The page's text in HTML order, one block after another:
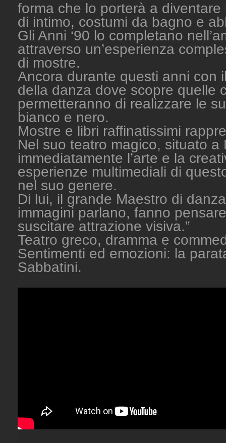
forma che lo porterà a
di intimo, costumi da bagno e
Gli Anni ‘90 lo completano
attraverso un’esperienza
di mostre.
Ancora durante questi anni con
della danza dove scopre quelle
permetteranno di realizzare le
bianco e nero.
Mostre e libri raffinatissimi
Nel suo teatro magico, situato
immediatamente l’arte e la
esperienze multimediali di
nel suo genere.
Di lui, il grande Maestro di
immagini parlano, fanno
suscitare attrazione visiva.”
Teatro greco, dramma e
Sentimenti ed emozioni: la
Sabbatini.